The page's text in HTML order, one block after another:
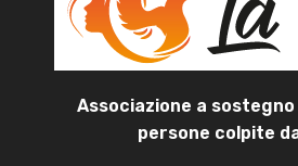
Associazione a sostegno
persone colpite